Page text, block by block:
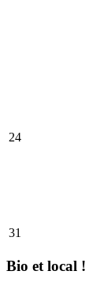
24
31
Bio et local !